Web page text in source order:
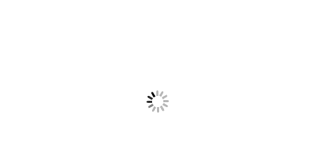
Душпастирський план Вроцлавсько-Кошалінської єпархії